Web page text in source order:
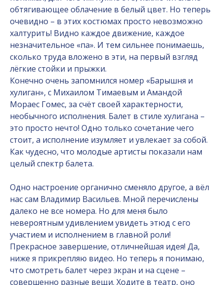
обтягивающее облачение в белый цвет. Но теперь
очевидно – в этих костюмах просто невозможно
халтурить! Видно каждое движение, каждое
незначительное «па». И тем сильнее понимаешь,
сколько труда вложено в эти, на первый взгляд
лёгкие стойки и прыжки.
Конечно очень запомнился номер «Барышня и
хулиган», с Михаилом Тимаевым и Амандой
Мораес Гомес, за счёт своей характерности,
необычного исполнения. Балет в стиле хулигана –
это просто нечто! Одно только сочетание чего
стоит, а исполнение изумляет и увлекает за собой.
Как чудесно, что молодые артисты показали нам
целый спектр балета.
Одно настроение органично сменяло другое, а вёл
нас сам Владимир Васильев. Мной перечислены
далеко не все номера. Но для меня было
невероятным удивлением увидеть этюд с его
участием и исполнением в главной роли!
Прекрасное завершение, отличнейшая идея! Да,
ниже я прикрепляю видео. Но теперь я понимаю,
что смотреть балет через экран и на сцене –
совершенно разные вещи. Ходите в театр, оно